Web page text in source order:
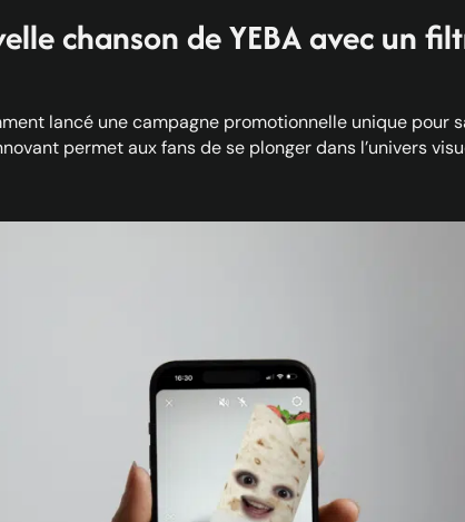
chanson de YEBA avec un
lancé une campagne promotionnelle unique pour
permet aux fans de se plonger dans l’univers